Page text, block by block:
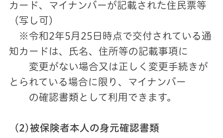
カード、マイナンバーが記載された住民票等
（写し可）
※令和2年5月25日時点で交付されている通
知カードは、氏名、住所等の記載事項に
変更がない場合又は正しく変更手続きが
とられている場合に限り、マイナンバー
の確認書類として利用できます。
(2)被保険者本人の身元確認書類